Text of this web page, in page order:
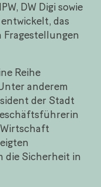
DW Digi sowie
das
Reihe
anderem
der Stadt
die Sicherheit in